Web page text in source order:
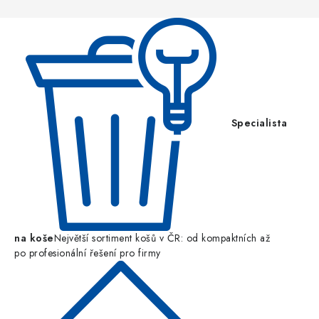
Specialista
na košeNejvětší sortiment košů v ČR: od kompaktních až
po profesionální řešení pro firmy